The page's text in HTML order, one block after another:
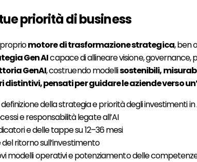
priorità di business
motore di trasformazione strategica, ben
Gen AIcapace di allineare visione, governance,
GenAI, costruendo modellisostenibili,
pensati per guidare le aziende verso
definizione della strategia e priorità degli investimenti in
e responsabilità legate all’AI
e delle tappe su 12–36 mesi
ritorno sull’investimento
modelli operativi e potenziamento delle